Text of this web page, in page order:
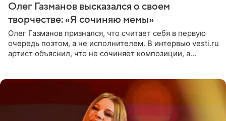
Олег Газманов высказался о своем
творчестве: «Я сочиняю мемы»
Олег Газманов признался, что считает себя в первую
очередь поэтом, а не исполнителем. В интервью vesti.ru
артист объяснил, что не сочиняет композиции, а